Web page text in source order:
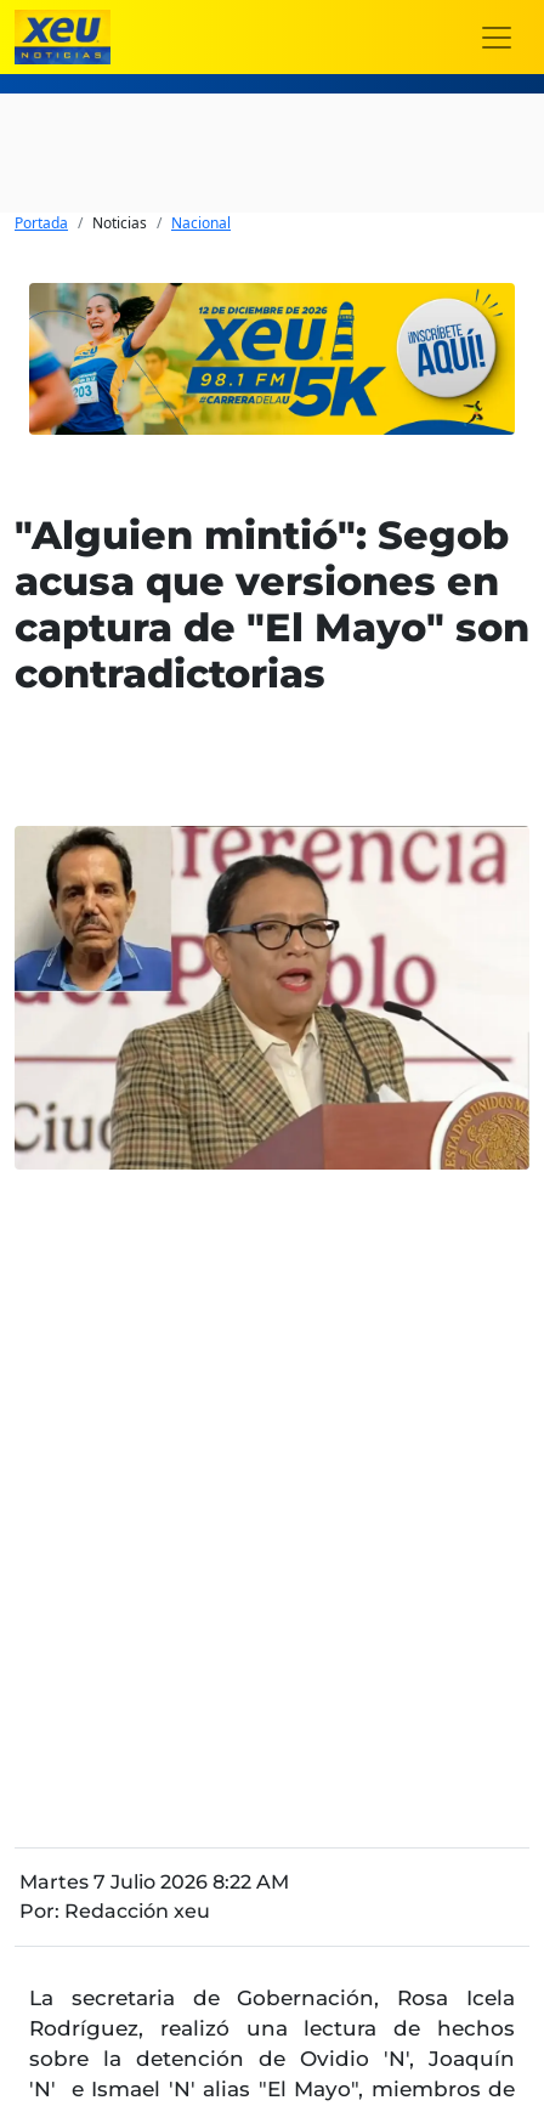
Portada Noticias Nacional
"Alguien mintió": Segob
acusa que versiones en
captura de "El Mayo" son
contradictorias
Martes 7 Julio 2026 8:22 AM
Por: Redacción xeu
La secretaria de Gobernación, Rosa Icela
Rodríguez, realizó una lectura de hechos
sobre la detención de Ovidio 'N', Joaquín
'N' e Ismael 'N' alias "El Mayo", miembros de